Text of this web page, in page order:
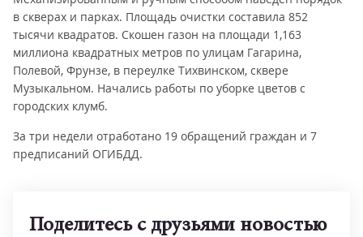
в скверах и парках. Площадь очистки составила 852
тысячи квадратов. Скошен газон на площади 1,163
миллиона квадратных метров по улицам Гагарина,
Полевой, Фрунзе, в переулке Тихвинском, сквере
Музыкальном. Начались работы по уборке цветов с
городских клумб.
За три недели отработано 19 обращений граждан и 7
предписаний ОГИБДД.
Поделитесь с друзьями новостью